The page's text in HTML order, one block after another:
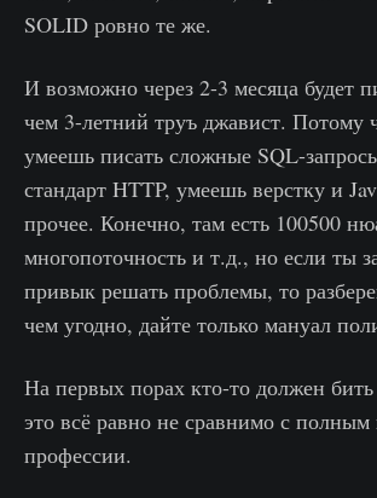
SOLID ровно те же.
И возможно через 2-3 месяца будет
чем 3-летний труъ джавист. Потому
умеешь писать сложные SQL-
стандарт HTTP, умеешь верстку и
прочее. Конечно, там есть 100500
многопоточность и т.д., но если ты
привык решать проблемы, то
чем угодно, дайте только мануал
На первых порах кто-то должен
это всё равно не сравнимо с
профессии.